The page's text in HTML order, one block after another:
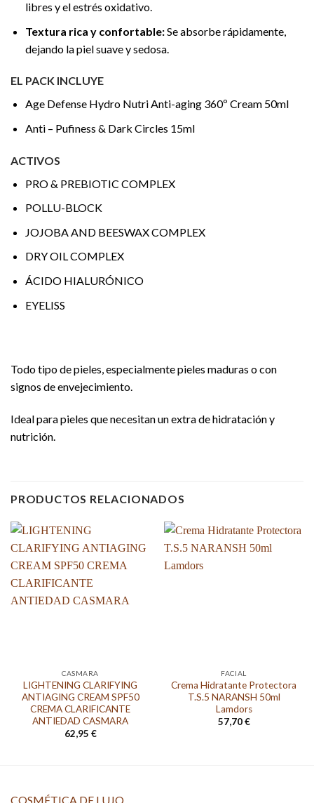
libres y el estrés oxidativo.
Textura rica y confortable:Se absorbe rápidamente,
dejando la piel suave y sedosa.
EL PACK INCLUYE
Age Defense Hydro Nutri Anti-aging 360º Cream 50ml
Anti – Pufiness & Dark Circles 15ml
ACTIVOS
PRO & PREBIOTIC COMPLEX
POLLU-BLOCK
JOJOBA AND BEESWAX COMPLEX
DRY OIL COMPLEX
ÁCIDO HIALURÓNICO
EYELISS
Todo tipo de pieles, especialmente pieles maduras o con
signos de envejecimiento.
Ideal para pieles que necesitan un extra de hidratación y
nutrición.
PRODUCTOS RELACIONADOS
CASMARA
LIGHTENING CLARIFYING
ANTIAGING CREAM SPF50
CREMA CLARIFICANTE
ANTIEDAD CASMARA
62,95 €
FACIAL
Crema Hidratante Protectora
T.S.5 NARANSH 50ml
Lamdors
57,70€
COSMÉTICA DE LUJO